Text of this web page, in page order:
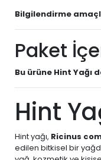
Bilgilendirme
Paket
Bu ürüne Hint Yağı
Hint
Hint yağı, Ricinus
edilen bitkisel bir